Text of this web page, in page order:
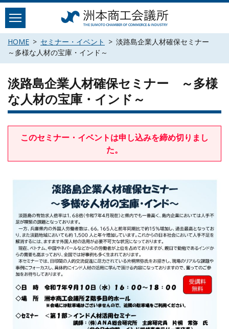
Skip
content
HOME セミナー・イベント
淡路島企業人材確保セミナー
～多様な人材の宝庫・インド～
淡路島企業人材確保セミナー ～多様
な人材の宝庫・インド～
このセミナー・イベントは申し込みを締め切りまし
た。